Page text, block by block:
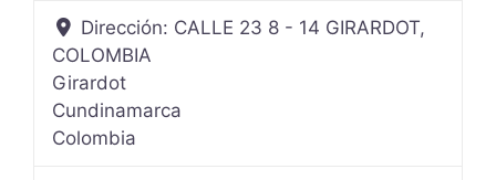
Dirección: CALLE 23 8 - 14 GIRARDOT,
COLOMBIA
Girardot
Cundinamarca
Colombia